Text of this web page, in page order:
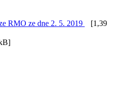
RMO ze dne 2. 5. 2019
[1,39